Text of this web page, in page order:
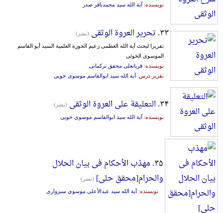
نویسنده: آیة الله سید محمدباقر صدر
۳۳. تحریر العروة الوثقی (نشر)
تقریرا لبحث آیة الله العظمی زعیم الحوزة العلمیة السید أبو القاسم
الموسوی الخوئی
نویسنده: قربانعلی محقق ترکمانی
تقریر درس: آیة الله سید ابوالقاسم موسوی خویی
۳۴. التعلیقة علی العروة الوثقی (نشر)
نویسنده: آیة الله سید ابوالقاسم موسوی خویی
۳۵. مهذب الأحکام فی بیان الحلال
والحرام[محقق حلی] (نشر)
نویسنده: آیة الله سید عبدالأعلی موسوی سبزواری